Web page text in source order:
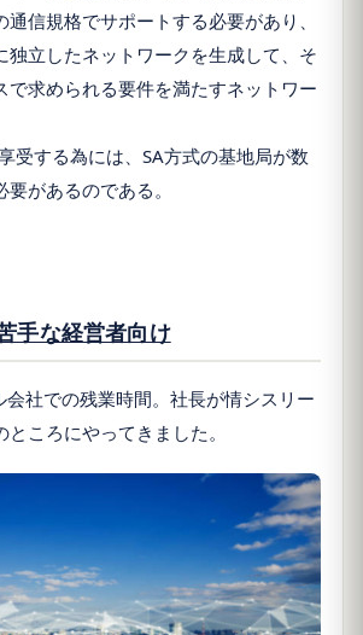
通信規格でサポートする必要があり、
独立したネットワークを生成して、そ
で求められる要件を満たすネットワー
受する為には、SA方式の基地局が数
があるのである。
手な経営者向け
会社での残業時間。社長が情シスリー
ころにやってきました。